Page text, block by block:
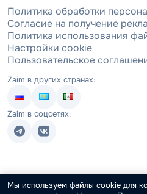
Политика обработки
Согласие на получение
Политика использования
Настройки cookie
Пользовательское
Zaim в других странах:
Zaim в соцсетях:
Мы используем файлы cookie для